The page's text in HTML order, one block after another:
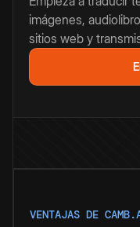
imágenes,
sitios web y
VENTAJAS DE